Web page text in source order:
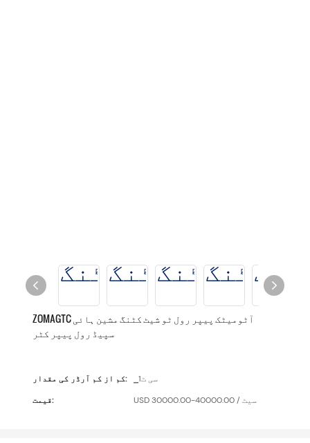
ZOMAGTC آٹومیٹک پیپر رول ٹو شیٹ کٹنگ مشین ہائی
سپیڈ رول پیپر کٹر
کم از کم آرڈر کی مقدار:
▁سی ٹ1
قیمت:
USD 30000.00-40000.00 / سیٹ